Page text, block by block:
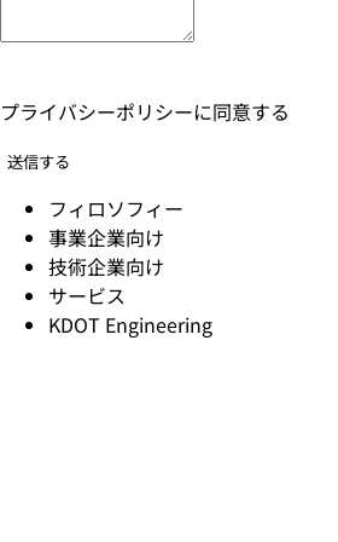
プライバシーポリシーに同意する
送信する
フィロソフィー
事業企業向け
技術企業向け
サービス
KDOT Engineering